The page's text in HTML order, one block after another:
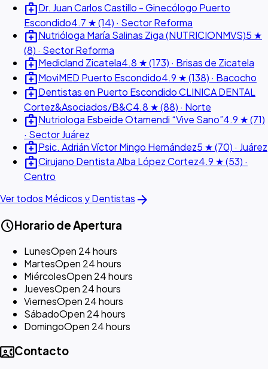
medical_servicesDr. Juan Carlos Castillo - Ginecólogo Puerto
Escondido4.7 ★ (14) · Sector Reforma
medical_servicesNutrióloga María Salinas Ziga (NUTRICIONMVS)5 ★
(8) · Sector Reforma
medical_servicesMedicland Zicatela4.8 ★ (173) · Brisas de Zicatela
medical_servicesMoviMED Puerto Escondido4.9 ★ (138) · Bacocho
medical_servicesDentistas en Puerto Escondido CLINICA DENTAL
Cortez&Asociados/B&C4.8 ★ (88) · Norte
medical_servicesNutriologa Esbeide Otamendi “Vive Sano”4.9 ★ (71)
· Sector Juárez
medical_servicesPsic. Adrián Víctor Mingo Hernández5 ★ (70) · Juárez
medical_servicesCirujano Dentista Alba López Cortez4.9 ★ (53) ·
Centro
Ver todos Médicos y Dentistas arrow_forward
scheduleHorario de Apertura
LunesOpen 24 hours
MartesOpen 24 hours
MiércolesOpen 24 hours
JuevesOpen 24 hours
ViernesOpen 24 hours
SábadoOpen 24 hours
DomingoOpen 24 hours
contact_phoneContacto